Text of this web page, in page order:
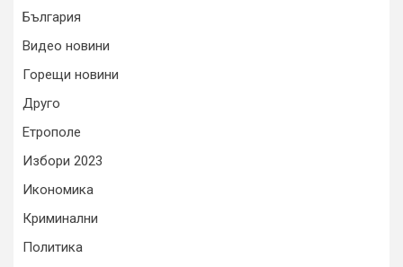
България
Видео новини
Горещи новини
Друго
Етрополе
Избори 2023
Икономика
Криминални
Политика